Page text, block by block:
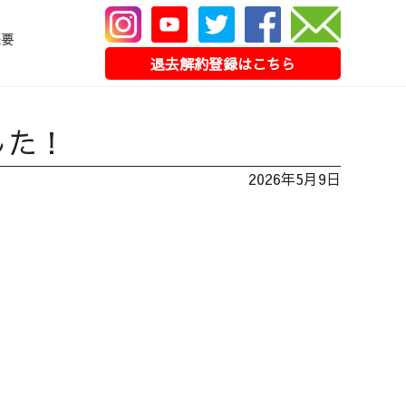
退去解約登録はこちら
！
2026年5月9日